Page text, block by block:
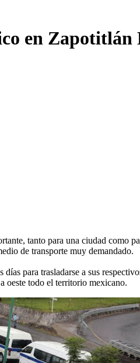
en Zapotitlán
tanto para una ciudad como
de transporte muy demandado.
días para trasladarse a sus
oeste todo el territorio mexicano.